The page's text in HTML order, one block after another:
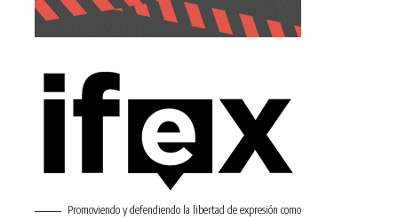
Promoviendo y defendiendo la libertad de expresión como